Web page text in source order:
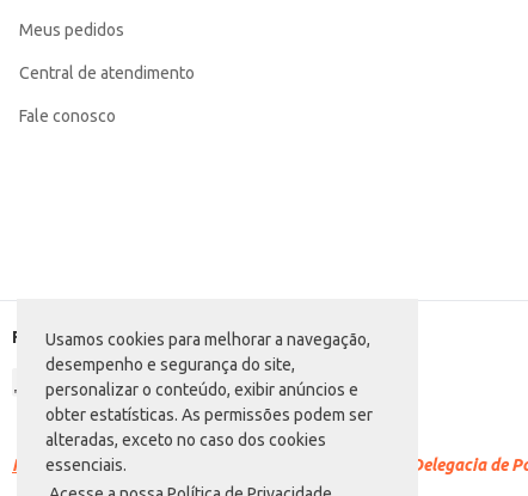
Usamos cookies para melhorar a navegação,
desempenho e segurança do site,
personalizar o conteúdo, exibir anúncios e
obter estatísticas. As permissões podem ser
alteradas, exceto no caso dos cookies
essenciais.
Meus pedidos
Central de atendimento
Fale conosco
Formas de pagamento
Racismo é crime. Denuncie. Disque 100 ou procure a Delegacia